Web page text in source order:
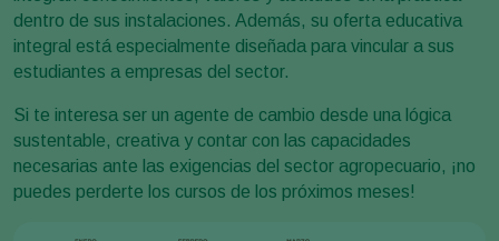
dentro de sus instalaciones. Además, su oferta educativa
integral está especialmente diseñada para vincular a sus
estudiantes a empresas del sector.
Si te interesa ser un agente de cambio desde una lógica
sustentable, creativa y contar con las capacidades
necesarias ante las exigencias del sector agropecuario, ¡no
puedes perderte los cursos de los próximos meses!